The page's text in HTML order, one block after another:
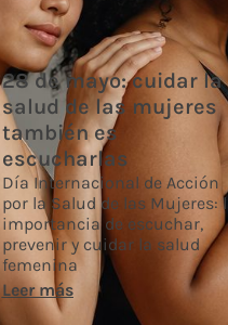
28 de mayo: cuidar la
salud de las mujeres
también es
escucharlas
Día Internacional de Acción
por la Salud de las Mujeres:
importancia de escuchar,
prevenir y cuidar la salud
femenina
Leer más